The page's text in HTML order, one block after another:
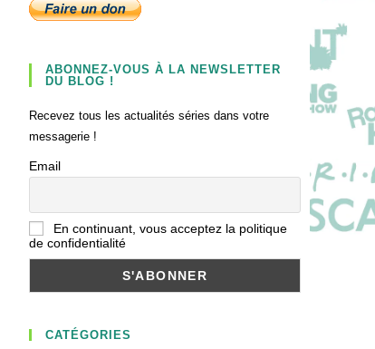
ABONNEZ-VOUS À LA NEWSLETTER
DU BLOG !
Recevez tous les actualités séries dans votre
messagerie !
Email
En continuant, vous acceptez la politique
de confidentialité
CATÉGORIES